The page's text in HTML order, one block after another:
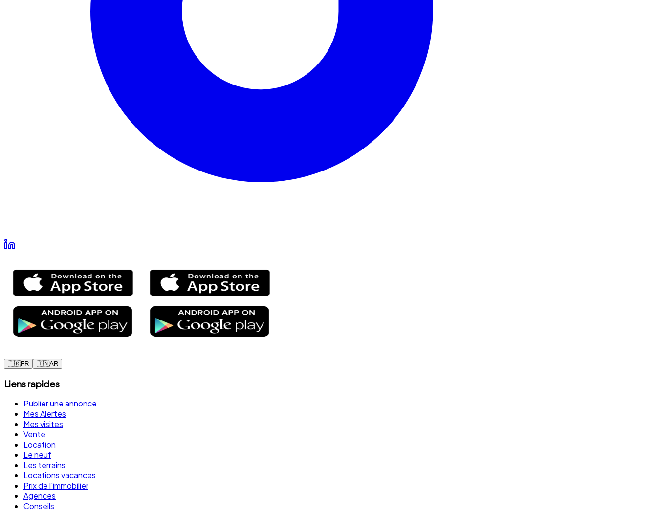
🇫🇷FR 🇹🇳AR
Liens rapides
Publier une annonce
Mes Alertes
Mes visites
Vente
Location
Le neuf
Les terrains
Locations vacances
Prix de l'immobilier
Agences
Conseils